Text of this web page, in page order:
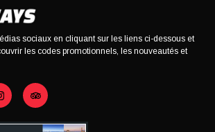
sociaux en cliquant sur les liens ci-dessous et
les codes promotionnels, les nouveautés et